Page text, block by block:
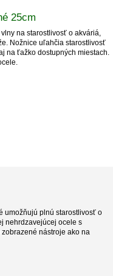
25cm
na starostlivosť o akváriá,
Nožnice uľahčia starostlivosť
na ťažko dostupných miestach.
umožňujú plnú starostlivosť o
nehrdzavejúcej ocele s
nástroje ako na